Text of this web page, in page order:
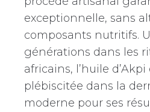
exceptionnelle, sans
composants nutritifs.
générations dans les
africains, l’huile
plébiscitée dans la
moderne pour ses